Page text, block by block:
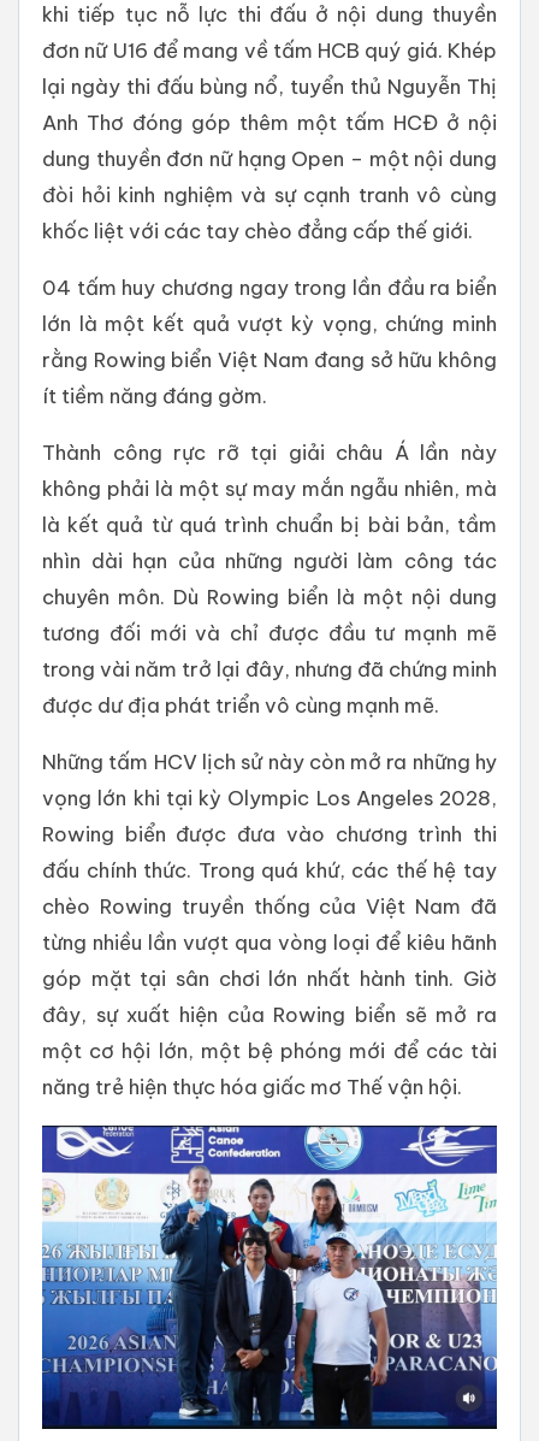
khi tiếp tục nỗ lực thi đấu ở nội dung thuyền
đơn nữ U16 để mang về tấm HCB quý giá. Khép
lại ngày thi đấu bùng nổ, tuyển thủ Nguyễn Thị
Anh Thơ đóng góp thêm một tấm HCĐ ở nội
dung thuyền đơn nữ hạng Open – một nội dung
đòi hỏi kinh nghiệm và sự cạnh tranh vô cùng
khốc liệt với các tay chèo đẳng cấp thế giới.
04 tấm huy chương ngay trong lần đầu ra biển
lớn là một kết quả vượt kỳ vọng, chứng minh
rằng Rowing biển Việt Nam đang sở hữu không
ít tiềm năng đáng gờm.
Thành công rực rỡ tại giải châu Á lần này
không phải là một sự may mắn ngẫu nhiên, mà
là kết quả từ quá trình chuẩn bị bài bản, tầm
nhìn dài hạn của những người làm công tác
chuyên môn. Dù Rowing biển là một nội dung
tương đối mới và chỉ được đầu tư mạnh mẽ
trong vài năm trở lại đây, nhưng đã chứng minh
được dư địa phát triển vô cùng mạnh mẽ.
Những tấm HCV lịch sử này còn mở ra những hy
vọng lớn khi tại kỳ Olympic Los Angeles 2028,
Rowing biển được đưa vào chương trình thi
đấu chính thức. Trong quá khứ, các thế hệ tay
chèo Rowing truyền thống của Việt Nam đã
từng nhiều lần vượt qua vòng loại để kiêu hãnh
góp mặt tại sân chơi lớn nhất hành tinh. Giờ
đây, sự xuất hiện của Rowing biển sẽ mở ra
một cơ hội lớn, một bệ phóng mới để các tài
năng trẻ hiện thực hóa giấc mơ Thế vận hội.